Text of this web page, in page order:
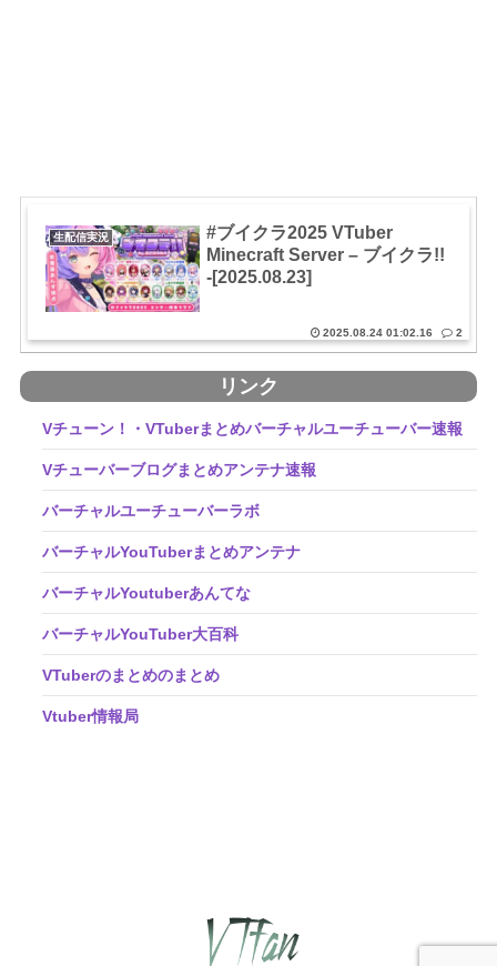
生配信実況
#ブイクラ2025 VTuber
Minecraft Server – ブイクラ!!
-[2025.08.23]
2025.08.24 01:02.16 2
リンク
Vチューン！・VTuberまとめバーチャルユーチューバー速報
Vチューバーブログまとめアンテナ速報
バーチャルユーチューバーラボ
バーチャルYouTuberまとめアンテナ
バーチャルYoutuberあんてな
バーチャルYouTuber大百科
VTuberのまとめのまとめ
Vtuber情報局